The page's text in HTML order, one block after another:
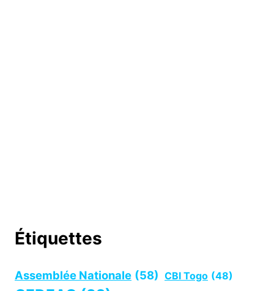
Étiquettes
Assemblée Nationale (58) CBI Togo (48)